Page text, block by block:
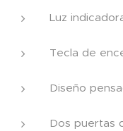
Luz
Tecla de
Diseño
Dos puertas